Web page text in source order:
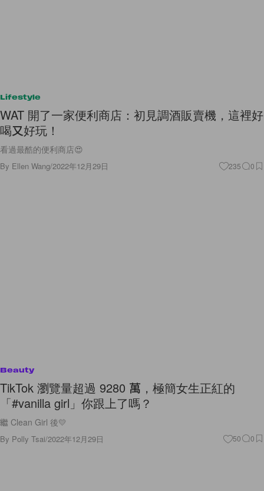
Lifestyle
WAT 開了一家便利商店：初見調酒販賣機，這裡好
喝又好玩！
看過最酷的便利商店😍
By Ellen Wang/2022年12月29日 235 0
Beauty
TikTok 瀏覽量超過 9280 萬，極簡女生正紅的
「#vanilla girl」你跟上了嗎？
繼 Clean Girl 後💛
By Polly Tsai/2022年12月29日 50 0